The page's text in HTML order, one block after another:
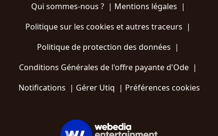
Qui sommes-nous ?| Mentions légales |
Politique sur les cookies et autres traceurs |
Politique de protection des données |
Conditions Générales de l'offre payante d'Ode |
Notifications | Gérer Utiq | Préférences cookies